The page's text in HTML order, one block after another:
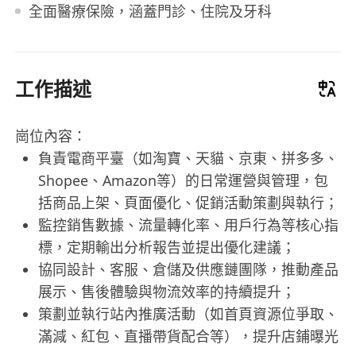
全面醫療保險，涵蓋門診、住院及牙科
工作描述
崗位內容：
負責電商平臺（如淘寶、天貓、京東、拼多多、
Shopee、Amazon等）的日常運營與管理，包
括商品上架、頁面優化、促銷活動策劃與執行；
監控銷售數據、流量轉化率、用戶行為等核心指
標，定期輸出分析報告並提出優化建議；
協同設計、客服、倉儲及供應鏈團隊，推動產品
展示、售後體驗與物流效率的持續提升；
策劃並執行站內推廣活動（如首頁資源位爭取、
滿減、紅包、直播帶貨配合等），提升店鋪曝光